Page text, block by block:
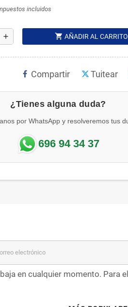
incluidos
add shopping_cart AÑADIR AL CARRITO
Compartir Tuitear
¿Tienes alguna duda?
por WhatsApp y resolveremos tus
696 94 34 37
en cualquier momento. Para